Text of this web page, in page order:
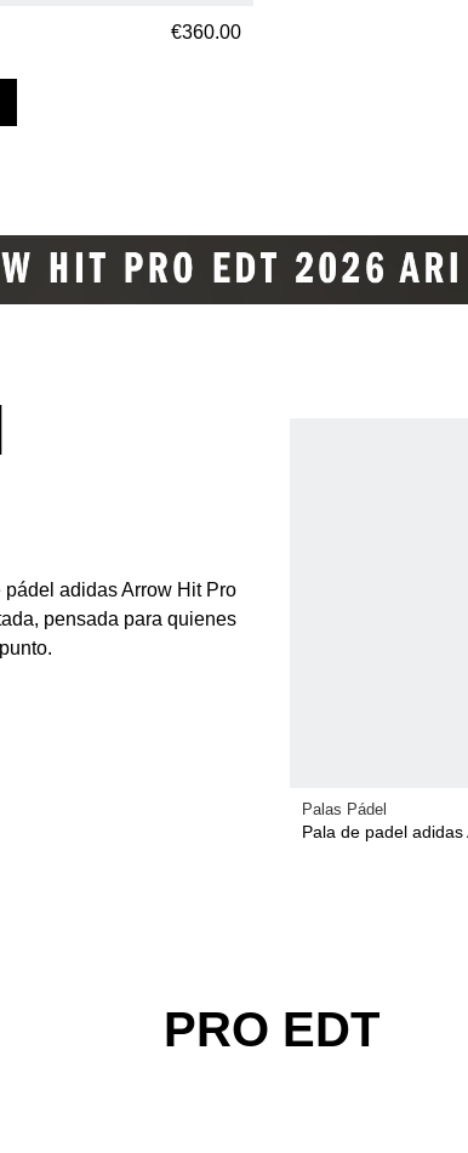
€360.00
adidas Arrow Hit Pro
pensada para quienes
Palas Pádel
Pala de padel
PRO EDT